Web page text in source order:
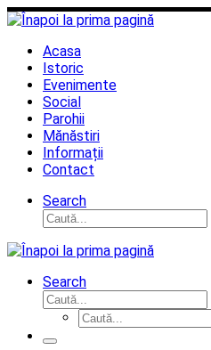
Sari
la
conținutAcasa
Istoric
Evenimente
Social
Parohii
Mănăstiri
Informații
Contact
Search
Căutare
Search
Căutare
Căutare
Meniu